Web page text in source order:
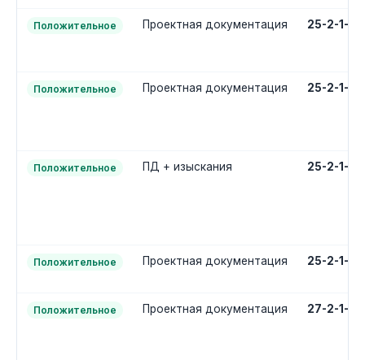
Положительное Проектная документация 25-2-1-2-
Положительное Проектная документация 25-2-1-2-
Положительное ПД + изыскания 25-2-1-3-
Положительное Проектная документация 25-2-1-
Положительное Проектная документация 27-2-1-2-